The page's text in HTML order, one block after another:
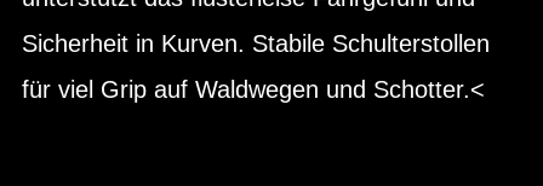
Sicherheit in Kurven. Stabile Schulterstollen
für viel Grip auf Waldwegen und Schotter.<